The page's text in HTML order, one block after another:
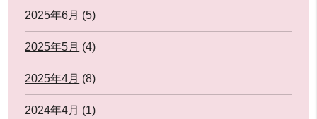
2025年6月 (5)
2025年5月 (4)
2025年4月 (8)
2024年4月 (1)